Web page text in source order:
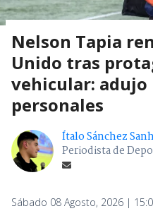
Nelson Tapia
Unido tras
vehicular:
personales
Ítalo Sánchez
Periodista de
Sábado 08 Agosto, 2026 |